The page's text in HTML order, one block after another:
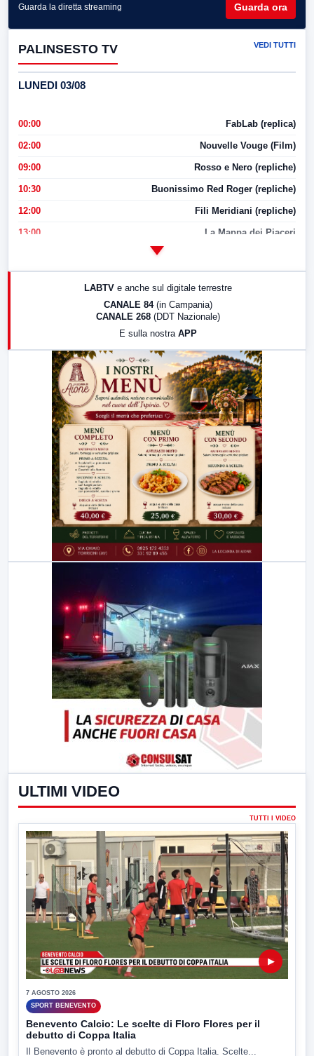
Guarda la diretta streaming Guarda ora
PALINSESTO TV VEDI TUTTI
LUNEDI 03/08
00:00 FabLab (replica)
02:00 Nouvelle Vouge (Film)
09:00 Rosso e Nero (repliche)
10:30 Buonissimo Red Roger (repliche)
12:00 Fili Meridiani (repliche)
13:00 La Mappa dei Piaceri
LabNews (replica)
LABTV e anche sul digitale terrestre
CANALE 84 (in Campania)
CANALE 268 (DDT Nazionale)
E sulla nostra APP
ULTIMI VIDEO
TUTTI I VIDEO
▶
7 AGOSTO 2026
SPORT BENEVENTO
Benevento Calcio: Le scelte di Floro Flores per il
debutto di Coppa Italia
Il Benevento è pronto al debutto di Coppa Italia. Scelte...